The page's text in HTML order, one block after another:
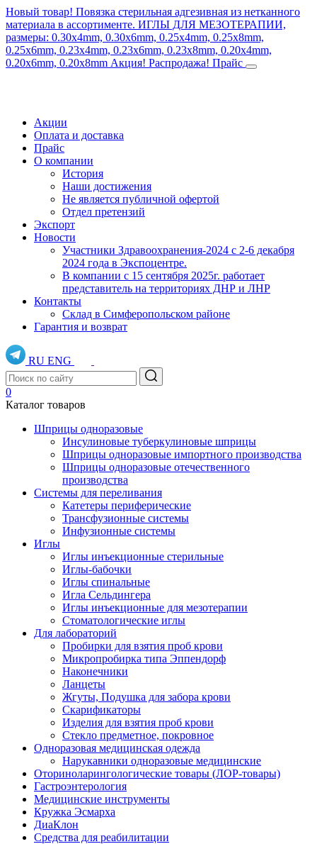
Новый товар! Повязка стерильная адгезивная из нетканного
материала в ассортименте. ИГЛЫ ДЛЯ МЕЗОТЕРАПИИ,
размеры: 0.30x4mm, 0.30x6mm, 0.25x4mm, 0.25x8mm,
0.25x6mm, 0.23x4mm, 0.23x6mm, 0.23x8mm, 0.20x4mm,
0.20x6mm, 0.20x8mm Акция! Распродажа! Прайс
Акции
Оплата и доставка
Прайс
О компании
История
Наши достижения
Не является публичной офертой
Отдел претензий
Экспорт
Новости
Участники Здравоохранения-2024 с 2-6 декабря
2024 года в Экспоцентре.
В компании с 15 сентября 2025г. работает
представитель на территориях ДНР и ЛНР
Контакты
Склад в Симферопольском районе
Гарантия и возврат
RU ENG
0
Каталог товаров
Шприцы одноразовые
Инсулиновые туберкулиновые шприцы
Шприцы одноразовые импортного производства
Шприцы одноразовые отечественного
производства
Системы для переливания
Катетеры периферические
Трансфузионные системы
Инфузионные системы
Иглы
Иглы инъекционные стерильные
Иглы-бабочки
Иглы спинальные
Игла Сельдингера
Иглы инъекционные для мезотерапии
Стоматологические иглы
Для лабораторий
Пробирки для взятия проб крови
Микропробирка типа Эппендорф
Наконечники
Ланцеты
Жгуты, Подушка для забора крови
Скарификаторы
Изделия для взятия проб крови
Стекло предметное, покровное
Одноразовая медицинская одежда
Нарукавники одноразовые медицинские
Оториноларингологические товары (ЛОР-товары)
Гастроэнтерология
Медицинские инструменты
Кружка Эсмарха
ДиаКлон
Средства для реабилитации